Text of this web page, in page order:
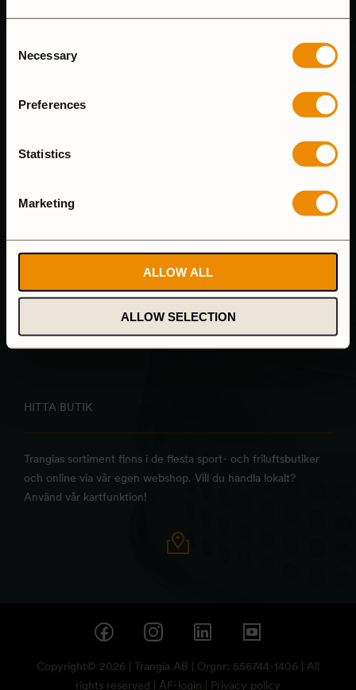
Selection
Necessary
Preferences
Statistics
Marketing
ALLOW ALL
ALLOW SELECTION
Vi svarar på e-mail så fort vi kan och våra telefontider är
HUVUDKONTOR & FABRIK
835 96 Trångsviken
HITTA BUTIK
Trangias sortiment finns i de flesta sport- och friluftsbutiker
och online via vår egen webshop. Vill du handla lokalt?
Använd vår kartfunktion!
Copyright© 2026 | Trangia AB | Orgnr: 556744-1406 | All
rights reserved | ÅF-login Privacy policy